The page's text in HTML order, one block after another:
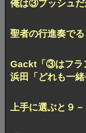
俺は③プッシュ
聖者の行進奏で
Gackt「③はフラ
浜田「どれも一
上手に選ぶと９